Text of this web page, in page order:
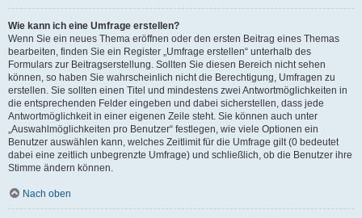
Wie kann ich eine Umfrage erstellen?
Wenn Sie ein neues Thema eröffnen oder den ersten Beitrag eines Themas
bearbeiten, finden Sie ein Register „Umfrage erstellen“ unterhalb des
Formulars zur Beitragserstellung. Sollten Sie diesen Bereich nicht sehen
können, so haben Sie wahrscheinlich nicht die Berechtigung, Umfragen zu
erstellen. Sie sollten einen Titel und mindestens zwei Antwortmöglichkeiten in
die entsprechenden Felder eingeben und dabei sicherstellen, dass jede
Antwortmöglichkeit in einer eigenen Zeile steht. Sie können auch unter
„Auswahlmöglichkeiten pro Benutzer“ festlegen, wie viele Optionen ein
Benutzer auswählen kann, welches Zeitlimit für die Umfrage gilt (0 bedeutet
dabei eine zeitlich unbegrenzte Umfrage) und schließlich, ob die Benutzer ihre
Stimme ändern können.
Nach oben